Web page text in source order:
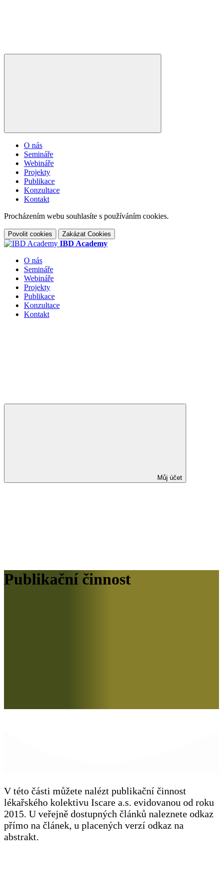
O nás
Semináře
Webináře
Projekty
Publikace
Konzultace
Kontakt
Procházením webu souhlasíte s používáním cookies.
Povolit cookies Zakázat Cookies
IBD Academy
O nás
Semináře
Webináře
Projekty
Publikace
Konzultace
Kontakt
Můj účet
Publikační činnost
V této části můžete nalézt publikační činnost
lékařského kolektivu Iscare a.s. evidovanou od roku
2015. U veřejně dostupných článků naleznete odkaz
přímo na článek, u placených verzí odkaz na
abstrakt.